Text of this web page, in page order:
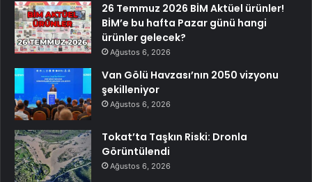
26 Temmuz 2026 BİM Aktüel ürünler!
BİM’e bu hafta Pazar günü hangi
ürünler gelecek?
Ağustos 6, 2026
Van Gölü Havzası’nın 2050 vizyonu
şekilleniyor
Ağustos 6, 2026
Tokat’ta Taşkın Riski: Dronla
Görüntülendi
Ağustos 6, 2026